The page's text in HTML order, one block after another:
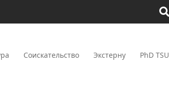
Соискательство Экстерну PhD TSU